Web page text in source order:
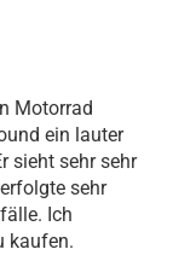
Motorrad
ein lauter
sieht sehr sehr
sehr
Ich
kaufen.